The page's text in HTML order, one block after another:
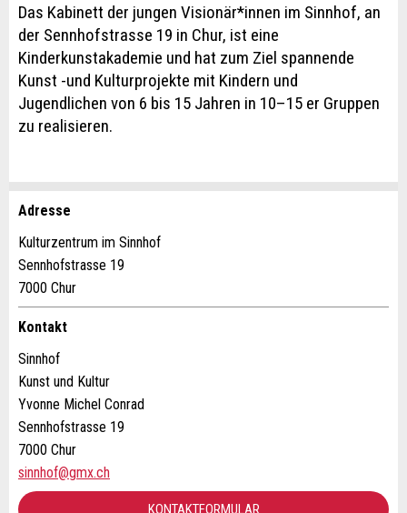
Das Kabinett der jungen Visionär*innen im Sinnhof, an
der Sennhofstrasse 19 in Chur, ist eine
Kinderkunstakademie und hat zum Ziel spannende
Kunst -und Kulturprojekte mit Kindern und
Jugendlichen von 6 bis 15 Jahren in 10–15 er Gruppen
zu realisieren.
Anzeige beanstanden
Ihr Feedback wird sehr geschätzt!
Allgemeines Feedback
Anzeige nicht mehr gültig
Anzeige unvollständig
Anzeige weiterempfehlen
Empfehlen Sie diese Anzeige an Freunde weiter.
Adresse
Kulturzentrum im Sinnhof
Sennhofstrasse 19
7000 Chur
Kontakt
Sinnhof
Kunst und Kultur
Yvonne Michel Conrad
Sennhofstrasse 19
7000 Chur
sinnhof@gmx.ch
KONTAKTFORMULAR